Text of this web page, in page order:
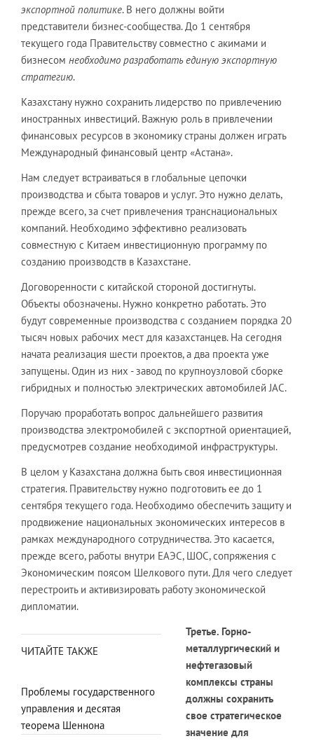
экспортной политике. В него должны войти
представители бизнес-сообщества. До 1 сентября
текущего года Правительству совместно с акимами и
бизнесом необходимо разработать единую экспортную
стратегию.
Казахстану нужно сохранить лидерство по привлечению
иностранных инвестиций. Важную роль в привлечении
финансовых ресурсов в экономику страны должен играть
Международный финансовый центр «Астана».
Нам следует встраиваться в глобальные цепочки
производства и сбыта товаров и услуг. Это нужно делать,
прежде всего, за счет привлечения транснациональных
компаний. Необходимо эффективно реализовать
совместную с Китаем инвестиционную программу по
созданию производств в Казахстане.
Договоренности с китайской стороной достигнуты.
Объекты обозначены. Нужно конкретно работать. Это
будут современные производства с созданием порядка 20
тысяч новых рабочих мест для казахстанцев. На сегодня
начата реализация шести проектов, а два проекта уже
запущены. Один из них - завод по крупноузловой сборке
гибридных и полностью электрических автомобилей JAC.
Поручаю проработать вопрос дальнейшего развития
производства электромобилей с экспортной ориентацией,
предусмотрев создание необходимой инфраструктуры.
В целом у Казахстана должна быть своя инвестиционная
стратегия. Правительству нужно подготовить ее до 1
сентября текущего года. Необходимо обеспечить защиту и
продвижение национальных экономических интересов в
рамках международного сотрудничества. Это касается,
прежде всего, работы внутри ЕАЭС, ШОС, сопряжения с
Экономическим поясом Шелкового пути. Для чего следует
перестроить и активизировать работу экономической
дипломатии.
ЧИТАЙТЕ ТАКЖЕ
Проблемы государственного
управления и десятая
теорема Шеннона
Третье. Горно-
металлургический и
нефтегазовый
комплексы страны
должны сохранить
свое стратегическое
значение для